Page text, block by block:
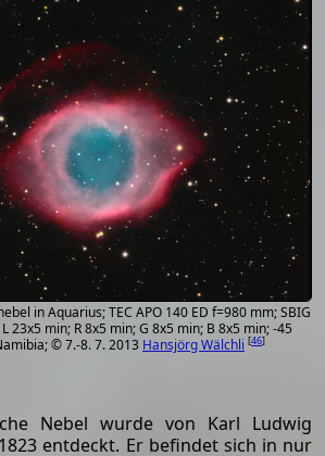
in Aquarius; TEC APO 140 ED f=980 mm; SBIG
23x5 min; R 8x5 min; G 8x5 min; B 8x5 min; -45
© 7.-8. 7. 2013 Hansjörg Wälchli [46]
Nebel wurde von Karl Ludwig
entdeckt. Er befindet sich in nur